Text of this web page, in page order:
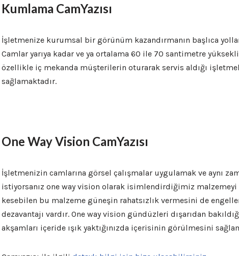
Kumlama CamYazısı
İşletmenize kurumsal bir görünüm kazandırmanın başlıca
Camlar yarıya kadar ve ya ortalama 60 ile 70 santimetre
özellikle iç mekanda müşterilerin oturarak servis aldığı
sağlamaktadır.
One Way Vision CamYazısı
İşletmenizin camlarına görsel çalışmalar uygulamak ve aynı
istiyorsanız one way vision olarak isimlendirdiğimiz malzemeyi
kesebilen bu malzeme güneşin rahatsızlık vermesini de
dezavantajı vardır. One way vision gündüzleri dışarıdan
akşamları içeride ışık yaktığınızda içerisinin görülmesini